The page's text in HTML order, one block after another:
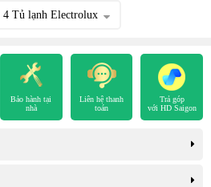
4 Tủ lạnh Electrolux
Bảo hành tại
nhà
Liên hệ thanh
toán
Trả góp
với HD Saigon